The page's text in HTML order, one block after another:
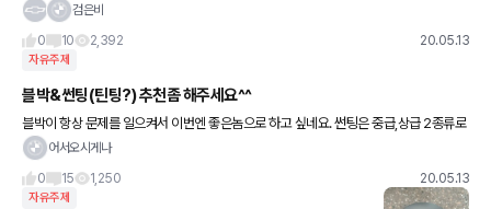
검은비
0
10 2,392 20.05.13
자유주제
블박&썬팅(틴팅?) 추천좀 해주세요^^
블박이 항상 문제를 일으켜서 이번엔 좋은놈으로 하고 싶네요. 썬팅은 중급,상급 2종류로
부탁드려요. 그리고 농도는 보통 몇퍼로들 하시나요? 평균의 농도로 하려구요. 추천해주
어서오시게나
0
15 1,250 20.05.13
자유주제